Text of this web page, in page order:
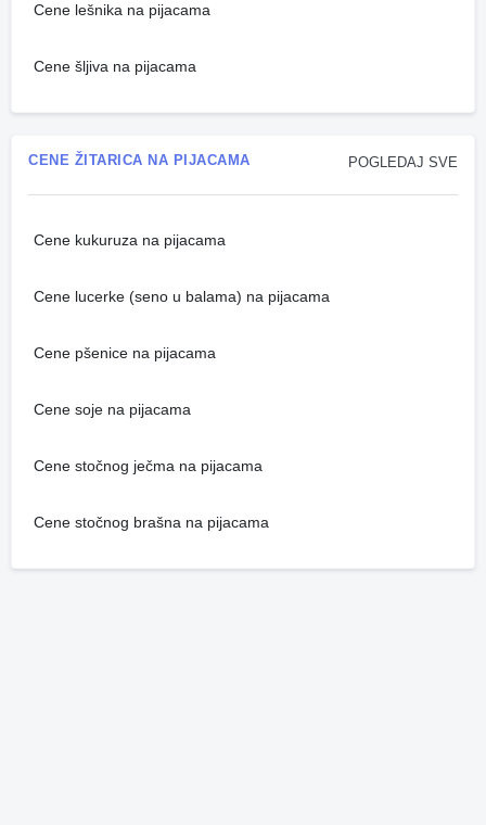
Cene lešnika na pijacama
Cene šljiva na pijacama
POGLEDAJ SVE
CENE ŽITARICA NA PIJACAMA
Cene kukuruza na pijacama
Cene lucerke (seno u balama) na pijacama
Cene pšenice na pijacama
Cene soje na pijacama
Cene stočnog ječma na pijacama
Cene stočnog brašna na pijacama